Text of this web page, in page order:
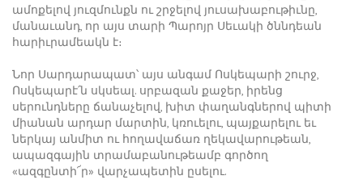
ամոքելով յուզմունքն ու շրջելով յուսախաբութիւնը,
մանաւանդ, որ այս տարի Պարոյր Սեւակի ծննդեան
հարիւրամեակն է։
Նոր Սարդարապատ՝ այս անգամ Ոսկեպարի շուրջ,
Ոսկեպարէ՛ն սկսեալ. սրբազան քաջեր, իրենց
սերունդները ճանաչելով, խիտ փաղանգներով պիտի
միանան արդար մարտին, կռուելու, պայքարելու եւ
ներկայ անմիտ ու հողավաճառ ղեկավարութեան,
ապազգային տրամաբանութեամբ գործող
«ազգընտի՜ր» վարչապետին ըսելու.